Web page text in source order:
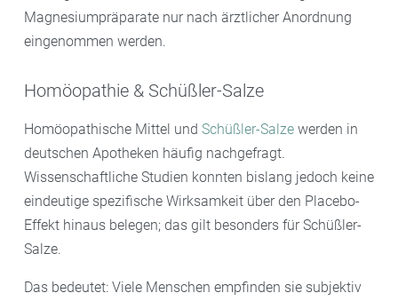
Magnesiumpräparate nur nach ärztlicher Anordnung
eingenommen werden.
Homöopathie & Schüßler-Salze
Homöopathische Mittel und Schüßler-Salze werden in
deutschen Apotheken häufig nachgefragt.
Wissenschaftliche Studien konnten bislang jedoch keine
eindeutige spezifische Wirksamkeit über den Placebo-
Effekt hinaus belegen; das gilt besonders für Schüßler-
Salze.
Das bedeutet: Viele Menschen empfinden sie subjektiv